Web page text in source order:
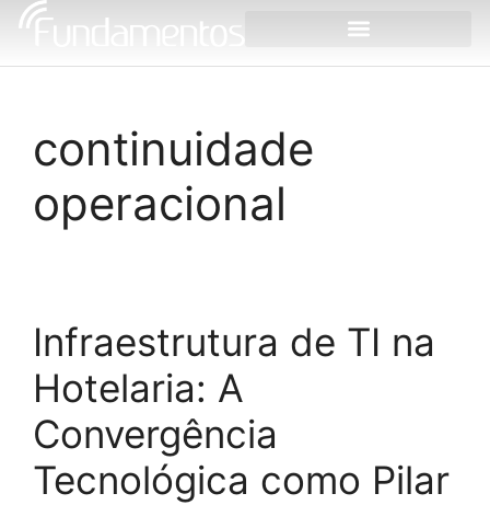
continuidade
operacional
Infraestrutura de TI na
Hotelaria: A
Convergência
Tecnológica como Pilar